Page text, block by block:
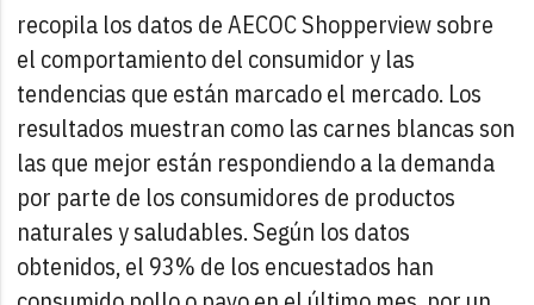
recopila los datos de AECOC Shopperview sobre
el comportamiento del consumidor y las
tendencias que están marcado el mercado. Los
resultados muestran como las carnes blancas son
las que mejor están respondiendo a la demanda
por parte de los consumidores de productos
naturales y saludables. Según los datos
obtenidos, el 93% de los encuestados han